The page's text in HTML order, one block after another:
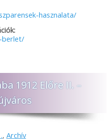
hasznalata/
berlet/
1912 Előre II. –
, Archív